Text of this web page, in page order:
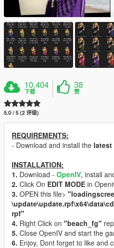
10,404
下载
38
赞
5.0 / 5 (2 评级)
REQUIREMENTS:
- Download and install the latest
INSTALLATION:
1. Download - OpenIV, install
2. Click On EDIT MODE in
3. OPEN this file>
rpf"
4. Right Click on "beach_fg"
5. Close OpenIV and start the
6. Enjoy, Dont forget to like and